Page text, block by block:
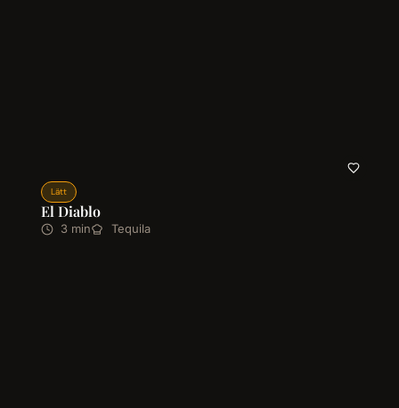
Lätt
El Diablo
3 min Tequila